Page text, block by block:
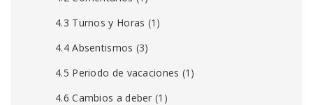
4.3 Turnos y Horas (1)
4.4 Absentismos (3)
4.5 Periodo de vacaciones (1)
4.6 Cambios a deber (1)